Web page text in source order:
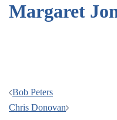
Margaret
Beitragsnavigation
Bob Peters
Chris Donovan